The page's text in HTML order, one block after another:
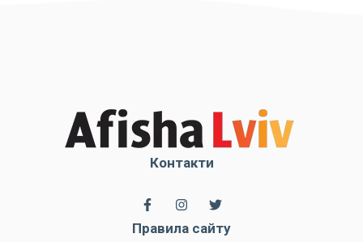
Контакти
Правила сайту